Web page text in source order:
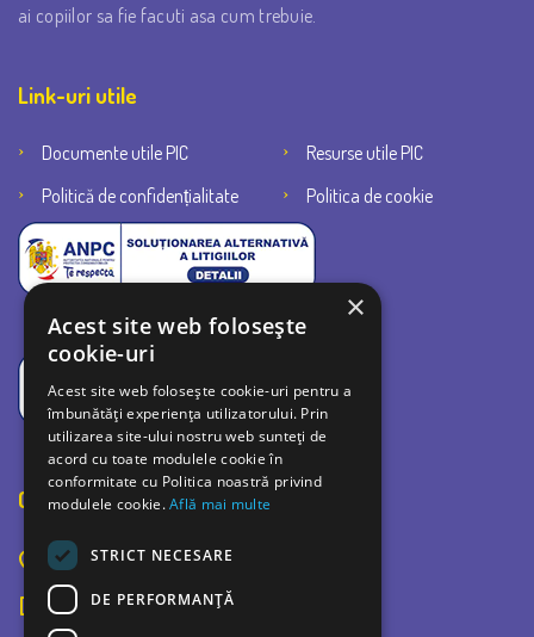
ai copiilor sa fie facuti asa cum trebuie.
Link-uri utile
Documente utile PIC
Resurse utile PIC
Politică de confidențialitate
Politica de cookie
Contact
Bulevardul Bucuresti 42C, Ploiesti 100520
0726 726 252
×
Acest site web folosește
cookie-uri
Acest site web folosește cookie-uri pentru a
îmbunătăți experiența utilizatorului. Prin
utilizarea site-ului nostru web sunteți de
acord cu toate modulele cookie în
conformitate cu Politica noastră privind
modulele cookie.Află mai multe
STRICT NECESARE
DE PERFORMANȚĂ